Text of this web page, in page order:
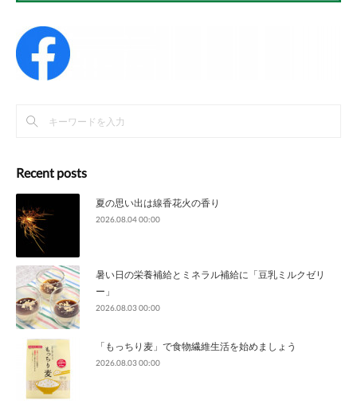
Recent posts
夏の思い出は線香花火の香り
2026.08.04 00:00
暑い日の栄養補給とミネラル補給に「豆乳ミルクゼリ
ー」
2026.08.03 00:00
「もっちり麦」で食物繊維生活を始めましょう
2026.08.03 00:00